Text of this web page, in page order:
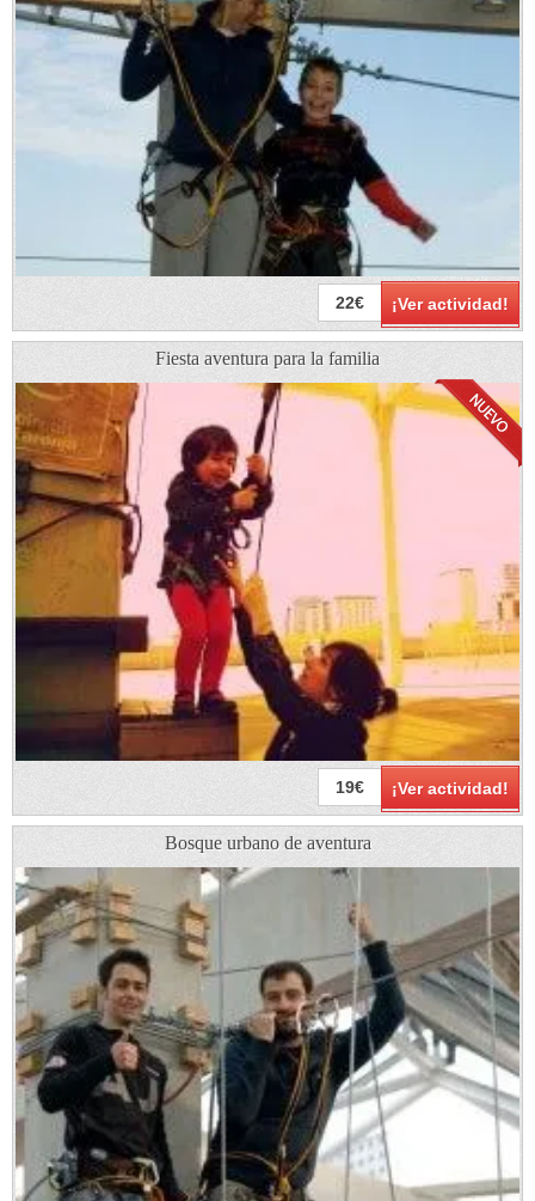
¡Ver actividad!
22€
Fiesta aventura para la familia
¡Ver actividad!
19€
Bosque urbano de aventura